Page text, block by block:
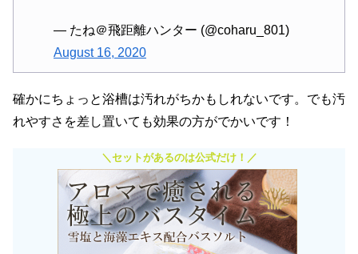
— たね＠飛距離ハンター (@coharu_801)
August 16, 2020
確かにちょっと浴槽は汚れがちかもしれないです。でも汚
れやすさを差し置いても効果の方がでかいです！
＼セットがあるのは公式だけ！／